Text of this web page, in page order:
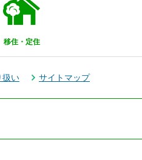
移住・定住
扱い サイトマップ